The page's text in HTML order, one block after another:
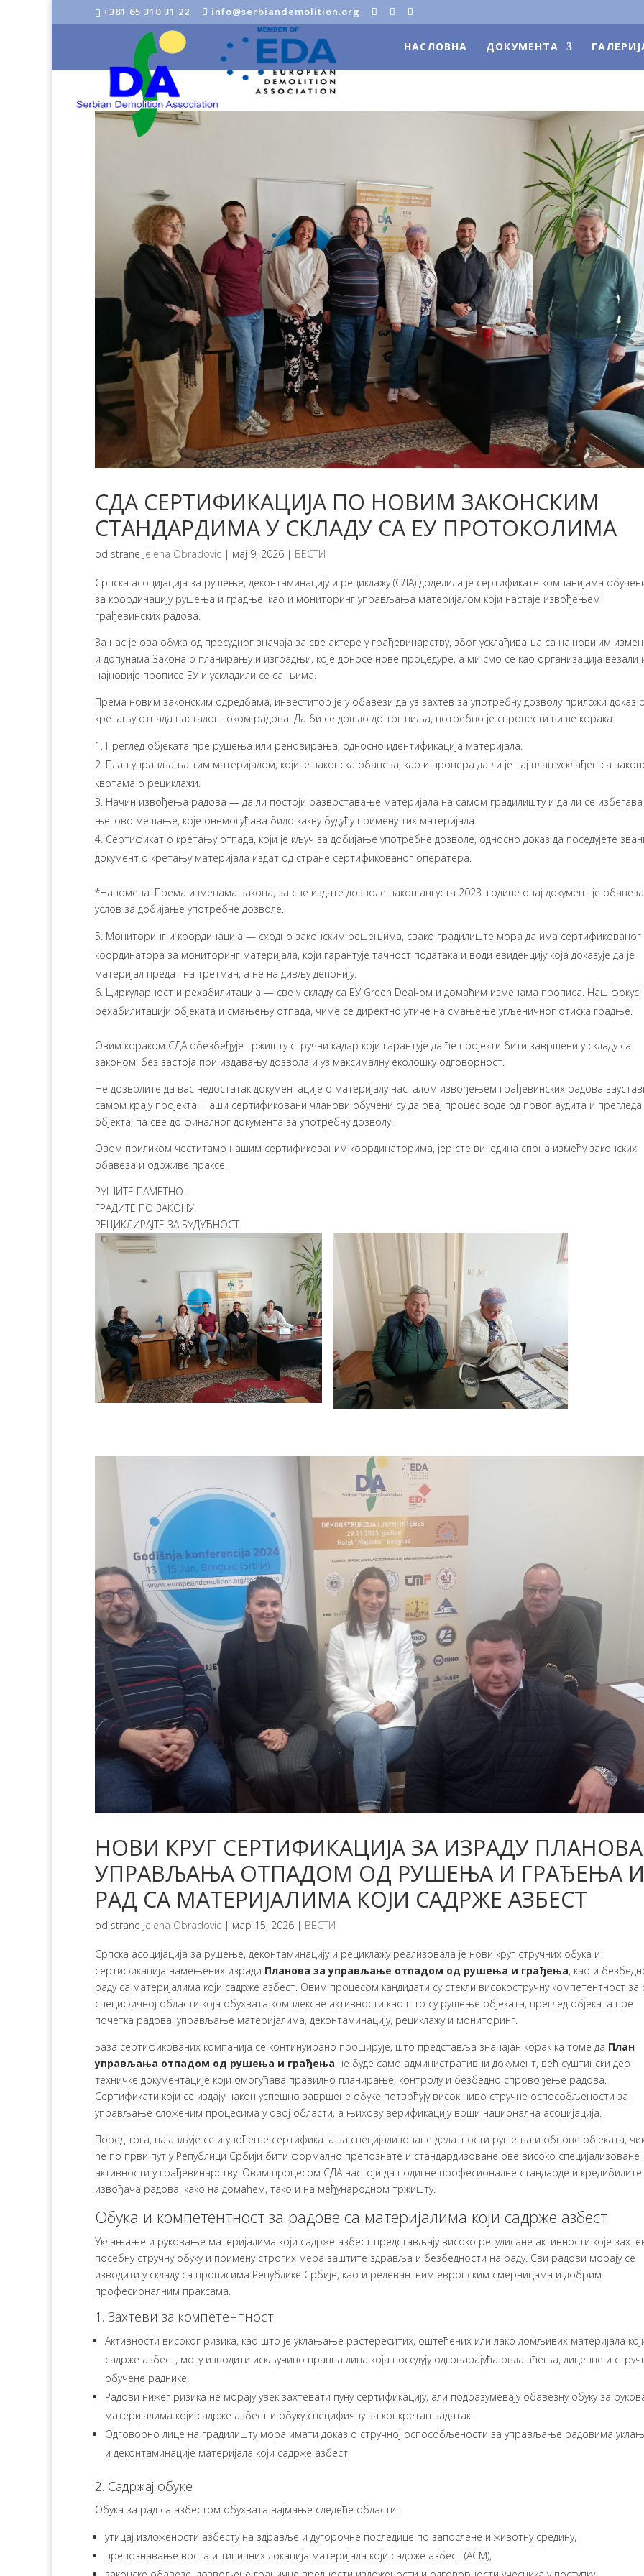
+381 65 310 31 22 info@serbiandemolition.org
НАСЛОВНА ДОКУМЕНТА
СДА СЕРТИФИКАЦИЈА ПО НОВИМ ЗАКОНСКИМ
СТАНДАРДИМА У СКЛАДУ СА ЕУ ПРОТОКОЛИМА
od strane Jelena Obradovic | мај 9, 2026 | ВЕСТИ
Српска асоцијација за рушење, деконтаминацију и рециклажу (СДА) доделила је сертификате компанијама
за координацију рушења и градње, као и мониторинг управљања материјалом који настаје извођењем
грађевинских радова.
За нас је ова обука од пресудног значаја за све актере у грађевинарству, због усклађивања са најновијим
и допунама Закона о планирању и изградњи, које доносе нове процедуре, а ми смо се као организација везали
најновије прописе ЕУ и ускладили се са њима.
Према новим законским одредбама, инвеститор је у обавези да уз захтев за употребну дозволу приложи доказ
кретању отпада насталог током радова. Да би се дошло до тог циља, потребно је спровести више корака:
Преглед објеката пре рушења или реновирања, односно идентификација материјала.
План управљања тим материјалом, који је законска обавеза, као и провера да ли је тај план усклађен са
квотама о рециклажи.
Начин извођења радова — да ли постоји разврставање материјала на самом градилишту и да ли се избегава
његово мешање, које онемогућава било какву будућу примену тих материјала.
Сертификат о кретању отпада, који је кључ за добијање употребне дозволе, односно доказ да поседујете
документ о кретању материјала издат од стране сертификованог оператера.
*Напомена: Према изменама закона, за све издате дозволе након августа 2023. године овај документ је
услов за добијање употребне дозволе.
Мониторинг и координација — сходно законским решењима, свако градилиште мора да има сертификованог
координатора за мониторинг материјала, који гарантује тачност података и води евиденцију која доказује да је
материјал предат на третман, а не на дивљу депонију.
Циркуларност и рехабилитација — све у складу са ЕУ Green Deal-ом и домаћим изменама прописа. Наш фокус
рехабилитацији објеката и смањењу отпада, чиме се директно утиче на смањење угљеничног отиска градње.
Овим кораком СДА обезбеђује тржишту стручни кадар који гарантује да ће пројекти бити завршени у складу са
законом, без застоја при издавању дозвола и уз максималну еколошку одговорност.
Не дозволите да вас недостатак документације о материјалу насталом извођењем грађевинских радова
самом крају пројекта. Наши сертификовани чланови обучени су да овај процес воде од првог аудита и прегледа
објекта, па све до финалног документа за употребну дозволу.
Овом приликом честитамо нашим сертификованим координаторима, јер сте ви једина спона између законских
обавеза и одрживе праксе.
РУШИТЕ ПАМЕТНО.
ГРАДИТЕ ПО ЗАКОНУ.
РЕЦИКЛИРАЈТЕ ЗА БУДУЋНОСТ.
НОВИ КРУГ СЕРТИФИКАЦИЈА ЗА ИЗРАДУ ПЛАНОВА
УПРАВЉАЊА ОТПАДОМ ОД РУШЕЊА И ГРАЂЕЊА И
РАД СА МАТЕРИЈАЛИМА КОЈИ САДРЖЕ АЗБЕСТ
od strane Jelena Obradovic | мар 15, 2026 | ВЕСТИ
Српска асоцијација за рушење, деконтаминацију и рециклажу реализовала је нови круг стручних обука и
сертификација намењених изради Планова за управљање отпадом од рушења и грађења, као и
раду са материјалима који садрже азбест. Овим процесом кандидати су стекли високостручну компетентност за
специфичној области која обухвата комплексне активности као што су рушење објеката, преглед објеката пре
почетка радова, управљање материјалима, деконтаминацију, рециклажу и мониторинг.
База сертификованих компанија се континуирано проширује, што представља значајан корак ка томе да План
управљања отпадом од рушења и грађења не буде само административни документ, већ суштински део
техничке документације који омогућава правилно планирање, контролу и безбедно спровођење радова.
Сертификати који се издају након успешно завршене обуке потврђују висок ниво стручне оспособљености за
управљање сложеним процесима у овој области, а њихову верификацију врши национална асоцијација.
Поред тога, најављује се и увођење сертификата за специјализоване делатности рушења и обнове објеката,
ће по први пут у Републици Србији бити формално препознате и стандардизоване ове високо специјализоване
активности у грађевинарству. Овим процесом СДА настоји да подигне професионалне стандарде и
извођача радова, како на домаћем, тако и на међународном тржишту.
Обука и компетентност за радове са материјалима који садрже азбест
Уклањање и руковање материјалима који садрже азбест представљају високо регулисане активности које
посебну стручну обуку и примену строгих мера заштите здравља и безбедности на раду. Сви радови морају се
изводити у складу са прописима Републике Србије, као и релевантним европским смерницама и добрим
професионалним праксама.
1. Захтеви за компетентност
Активности високог ризика, као што је уклањање растереситих, оштећених или лако ломљивих материјала
садрже азбест, могу изводити искључиво правна лица која поседују одговарајућа овлашћења, лиценце и
обучене раднике.
Радови нижег ризика не морају увек захтевати пуну сертификацију, али подразумевају обавезну обуку за
материјалима који садрже азбест и обуку специфичну за конкретан задатак.
Одговорно лице на градилишту мора имати доказ о стручној оспособљености за управљање радовима
и деконтаминације материјала који садрже азбест.
2. Садржај обуке
Обука за рад са азбестом обухвата најмање следеће области:
утицај изложености азбесту на здравље и дугорочне последице по запослене и животну средину,
препознавање врста и типичних локација материјала који садрже азбест (ACM),